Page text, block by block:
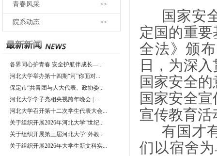
青春风采 >>
院系动态 >>
各界同心护青春 安全护航伴成长—...
河北大学举办第十四期“河”你面对...
保定市“共青团与人大代表、政协委...
河北大学学子亮相央视跨年晚会 | ...
河北大学召开第十二次学生代表大会...
关于组织开展2026年河北大学“世纪...
关于组织开展第三届河北大学“外教...
关于组织开展2026年大学生新文科实...
国家安
定国的重
全法》颁
日，为深
国家安全
国家安全
宣传教育活
有国才
们以宿舍